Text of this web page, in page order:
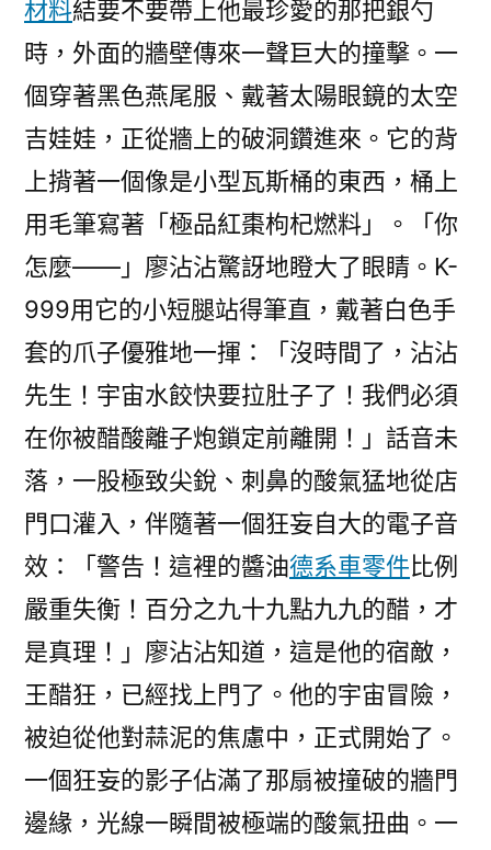
材料結要不要帶上他最珍愛的那把銀勺
時，外面的牆壁傳來一聲巨大的撞擊。一
個穿著黑色燕尾服、戴著太陽眼鏡的太空
吉娃娃，正從牆上的破洞鑽進來。它的背
上揹著一個像是小型瓦斯桶的東西，桶上
用毛筆寫著「極品紅棗枸杞燃料」。「你
怎麼——」廖沾沾驚訝地瞪大了眼睛。K-
999用它的小短腿站得筆直，戴著白色手
套的爪子優雅地一揮：「沒時間了，沾沾
先生！宇宙水餃快要拉肚子了！我們必須
在你被醋酸離子炮鎖定前離開！」話音未
落，一股極致尖銳、刺鼻的酸氣猛地從店
門口灌入，伴隨著一個狂妄自大的電子音
效：「警告！這裡的醬油德系車零件比例
嚴重失衡！百分之九十九點九九的醋，才
是真理！」廖沾沾知道，這是他的宿敵，
王醋狂，已經找上門了。他的宇宙冒險，
被迫從他對蒜泥的焦慮中，正式開始了。
一個狂妄的影子佔滿了那扇被撞破的牆門
邊緣，光線一瞬間被極端的酸氣扭曲。一